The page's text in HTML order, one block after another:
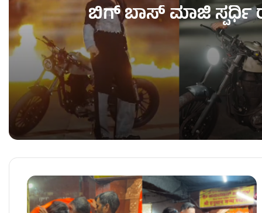
ಬಿಗ್ ಬಾಸ್ ಮಾಜಿ ಸ್ಪರ್ಧಿ
ಬಿಗ್ ಬಾಸ್ ಮಾಜಿ ಸ್ಪರ್ಧಿ ರಜತ್ ನಿಂದ ಮತ್ತೆ ಪುಂಡಾಟ!